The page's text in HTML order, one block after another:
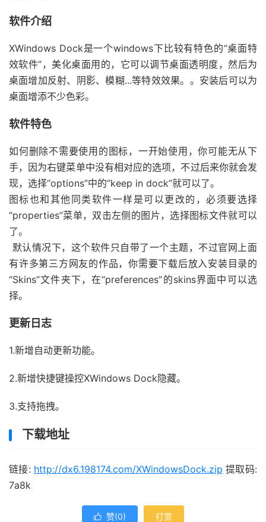
软件介绍
XWindows Dock是一个windows下比较有特色的“桌面特
效软件”，美化桌面用的，它可以调节桌面透明度，然后为
桌面增加反射、阴影、模糊...等特效效果。。安装后可以为
桌面增添不少色彩。
软件特色
如何删除不需要使用的图标，一开始使用，你可能无从下
手，因为右键菜单中没有相对应的选项，不过后来你就会发
现，选择“options”中的“keep in dock”就可以了。
图标也和其他同类软件一样是可以更改的，必须要选择
“properties”菜单，双击左侧的图片，选择图标文件就可以
了。
默认情况下，这个软件只自带了一个主题，不过官网上面
有许多第三方网友的作品，你需要下载后放入安装目录的
“Skins”文件夹下，在“preferences”的skins界面中可以选
择。
更新日志
1.新增自动更新功能。
2.新增快捷键操控XWindows Dock隐藏。
3.支持拖拽。
下载地址
链接: http://dx6.198174.com/XWindowsDock.zip 提取码:
7a8k
 赞(0) 打赏